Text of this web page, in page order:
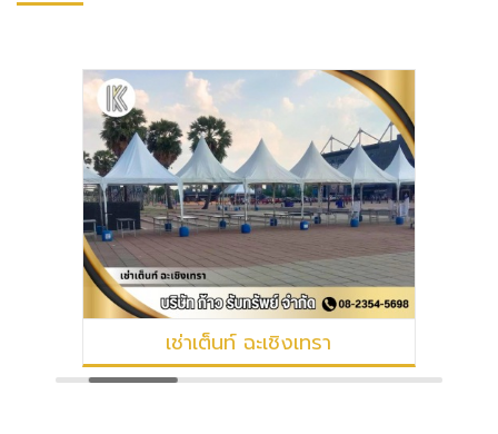
เช่าเต็นท์ ฉะเชิงเทรา